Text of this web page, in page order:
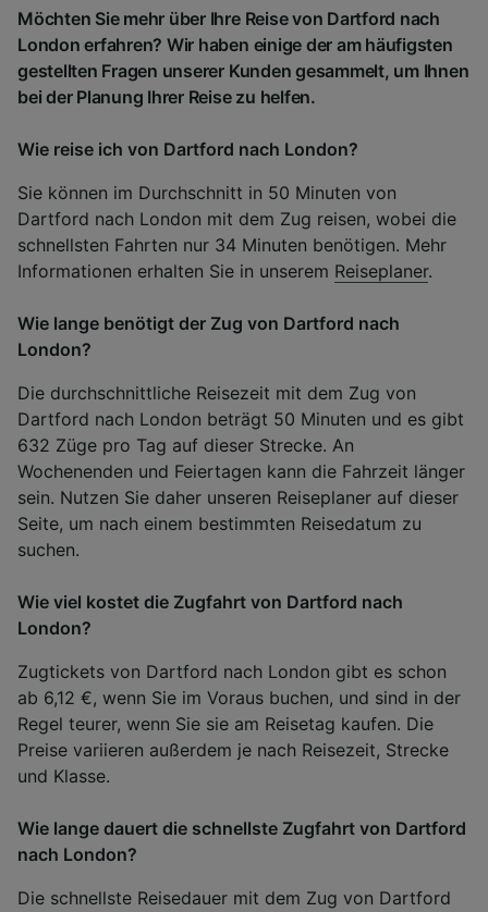
Möchten Sie mehr über Ihre Reise von Dartford nach
London erfahren? Wir haben einige der am häufigsten
gestellten Fragen unserer Kunden gesammelt, um Ihnen
bei der Planung Ihrer Reise zu helfen.
Wie reise ich von Dartford nach London?
Sie können im Durchschnitt in 50 Minuten von
Dartford nach London mit dem Zug reisen, wobei die
schnellsten Fahrten nur 34 Minuten benötigen. Mehr
Informationen erhalten Sie in unserem Reiseplaner.
Wie lange benötigt der Zug von Dartford nach
London?
Die durchschnittliche Reisezeit mit dem Zug von
Dartford nach London beträgt 50 Minuten und es gibt
632 Züge pro Tag auf dieser Strecke. An
Wochenenden und Feiertagen kann die Fahrzeit länger
sein. Nutzen Sie daher unseren Reiseplaner auf dieser
Seite, um nach einem bestimmten Reisedatum zu
suchen.
Wie viel kostet die Zugfahrt von Dartford nach
London?
Zugtickets von Dartford nach London gibt es schon
ab 6,12 €, wenn Sie im Voraus buchen, und sind in der
Regel teurer, wenn Sie sie am Reisetag kaufen. Die
Preise variieren außerdem je nach Reisezeit, Strecke
und Klasse.
Wie lange dauert die schnellste Zugfahrt von Dartford
nach London?
Die schnellste Reisedauer mit dem Zug von Dartford